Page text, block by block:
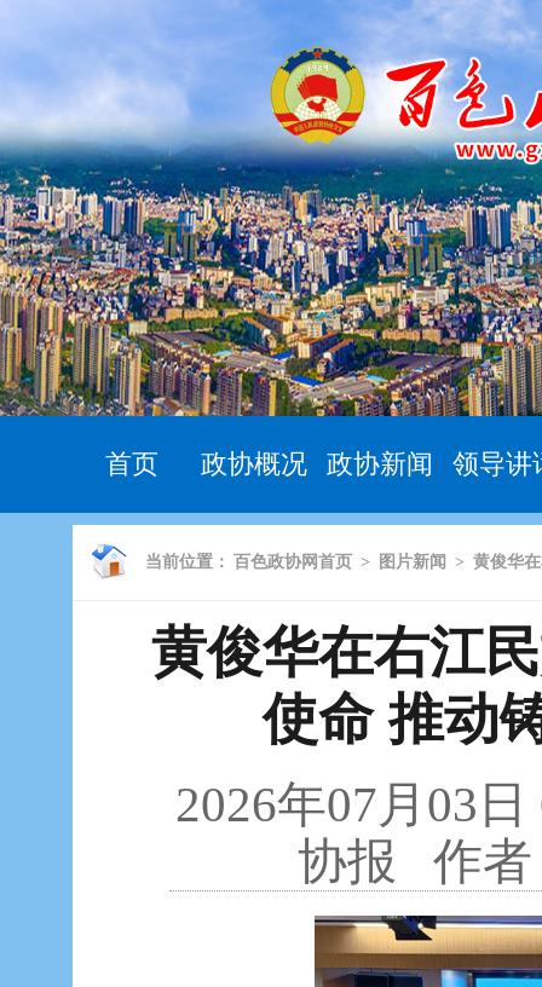
首页 政协概况 政协新闻 领导讲
当前位置： 百色政协网首页 > 图片新闻 > 黄俊华
黄俊华在右江
使命 推动
2026年07月03
协报 作者